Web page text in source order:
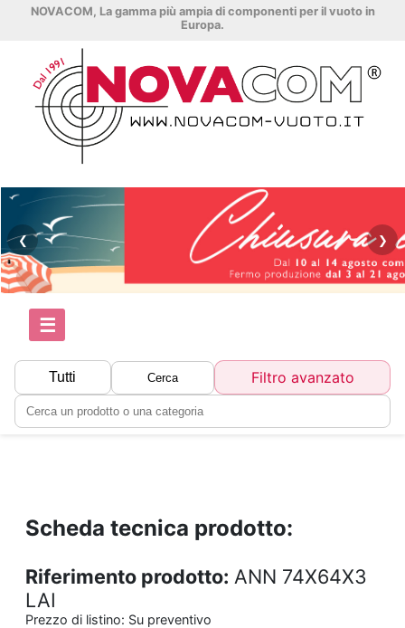
NOVACOM, La gamma più ampia di componenti per il vuoto in
Europa.
❮ ❯
☰
Tutti Cerca Filtro avanzato
Scheda tecnica prodotto:
Riferimento prodotto: ANN 74X64X3
LAI
Prezzo di listino: Su preventivo